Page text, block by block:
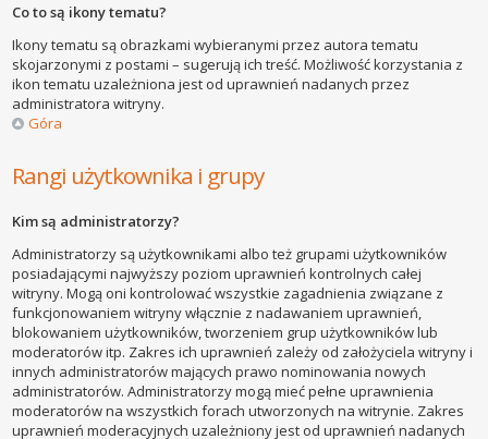
Co to są ikony tematu?
Ikony tematu są obrazkami wybieranymi przez autora tematu
skojarzonymi z postami – sugerują ich treść. Możliwość korzystania z
ikon tematu uzależniona jest od uprawnień nadanych przez
administratora witryny.
Góra
Rangi użytkownika i grupy
Kim są administratorzy?
Administratorzy są użytkownikami albo też grupami użytkowników
posiadającymi najwyższy poziom uprawnień kontrolnych całej
witryny. Mogą oni kontrolować wszystkie zagadnienia związane z
funkcjonowaniem witryny włącznie z nadawaniem uprawnień,
blokowaniem użytkowników, tworzeniem grup użytkowników lub
moderatorów itp. Zakres ich uprawnień zależy od założyciela witryny i
innych administratorów mających prawo nominowania nowych
administratorów. Administratorzy mogą mieć pełne uprawnienia
moderatorów na wszystkich forach utworzonych na witrynie. Zakres
uprawnień moderacyjnych uzależniony jest od uprawnień nadanych